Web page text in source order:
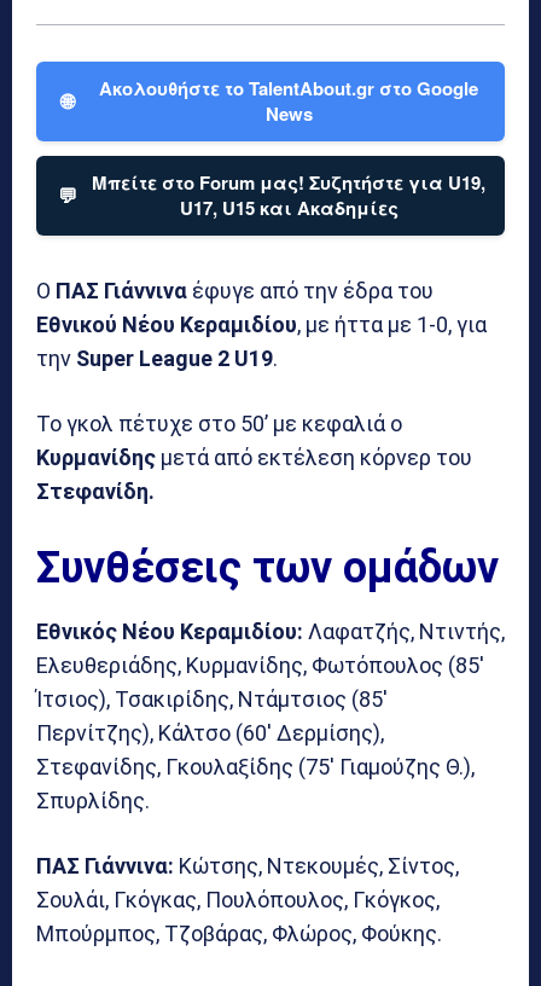
🌐
Ακολουθήστε το TalentAbout.gr στο Google
News
💬
Μπείτε στο Forum μας! Συζητήστε για U19,
U17, U15 και Ακαδημίες
Ο ΠΑΣ Γιάννινα έφυγε από την έδρα του
Εθνικού Νέου Κεραμιδίου, με ήττα με 1-0, για
την Super League 2 U19.
Το γκολ πέτυχε στο 50’ με κεφαλιά ο
Κυρμανίδης μετά από εκτέλεση κόρνερ του
Στεφανίδη.
Συνθέσεις των ομάδων
Εθνικός Νέου Κεραμιδίου: Λαφατζής, Ντιντής,
Ελευθεριάδης, Κυρμανίδης, Φωτόπουλος (85′
Ίτσιος), Τσακιρίδης, Ντάμτσιος (85′
Περνίτζης), Κάλτσο (60′ Δερμίσης),
Στεφανίδης, Γκουλαξίδης (75′ Γιαμούζης Θ.),
Σπυρλίδης.
ΠΑΣ Γιάννινα: Κώτσης, Ντεκουμές, Σίντος,
Σουλάι, Γκόγκας, Πουλόπουλος, Γκόγκος,
Μπούρμπος, Τζοβάρας, Φλώρος, Φούκης.